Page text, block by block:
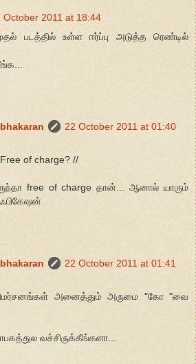
October 2011 at 18:44
படத்தில் உள்ள ஈர்ப்பு அடுத்த ரெண்டில்
22 October 2011 at 01:40
of charge? //
free of charge தான்... ஆனால் யாரும்
22 October 2011 at 01:41
அனைத்தும் அருமை "கோ "வை
வச்சிருக்கீங்களா...